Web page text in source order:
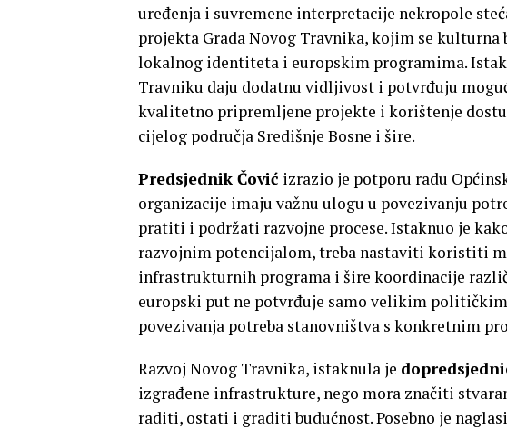
uređenja i suvremene interpretacije nekropole
projekta Grada Novog Travnika, kojim se
lokalnog identiteta i europskim programima.
Travniku daju dodatnu vidljivost i potvrđuju
kvalitetno pripremljene projekte i korištenje
cijelog područja Središnje Bosne i šire.
Predsjednik Čović izrazio je potporu radu
organizacije imaju važnu ulogu u povezivanju
pratiti i podržati razvojne procese. Istaknuo je
razvojnim potencijalom, treba nastaviti koristiti
infrastrukturnih programa i šire koordinacije
europski put ne potvrđuje samo velikim političkim
povezivanja potreba stanovništva s konkretnim
Razvoj Novog Travnika, istaknula je
izgrađene infrastrukture, nego mora značiti
raditi, ostati i graditi budućnost. Posebno je